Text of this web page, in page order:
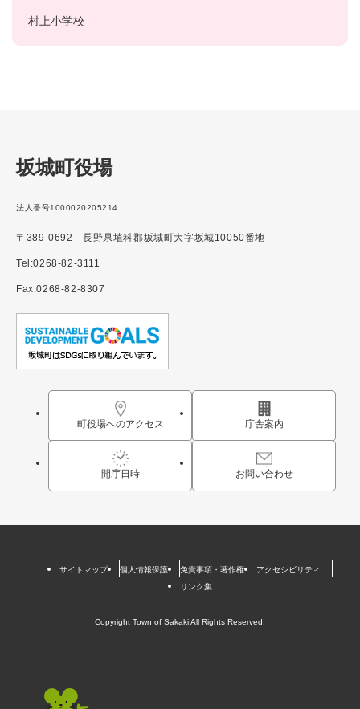
村上小学校
坂城町役場
法人番号1000020205214
〒389-0692 長野県埴科郡坂城町大字坂城10050番地
Tel:0268-82-3111
Fax:0268-82-8307
町役場へのアクセス 庁舎案内
開庁日時 お問い合わせ
サイトマップ 個人情報保護 免責事項・著作権
アクセシビリティ
リンク集
Copyright Town of Sakaki All Rights Reserved.